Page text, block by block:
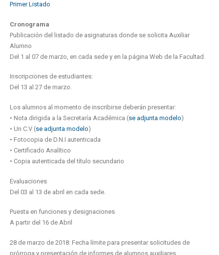
Primer Listado
Cronograma
Publicación del listado de asignaturas donde se solicita Auxiliar
Alumno
Del 1 al 07 de marzo, en cada sede y en la página Web de la Facultad.
Inscripciones de estudiantes:
Del 13 al 27 de marzo.
Los alumnos al momento de inscribirse deberán presentar:
• Nota dirigida a la Secretaría Académica (se adjunta modelo)
• Un C.V (se adjunta modelo)
• Fotocopia de D.N.I autenticada
• Certificado Analítico
• Copia autenticada del título secundario
Evaluaciones
Del 03 al 13 de abril en cada sede.
Puesta en funciones y designaciones
A partir del 16 de Abril
28 de marzo de 2018: Fecha límite para presentar solicitudes de
prórroga y presentación de informes de alumnos auxiliares.